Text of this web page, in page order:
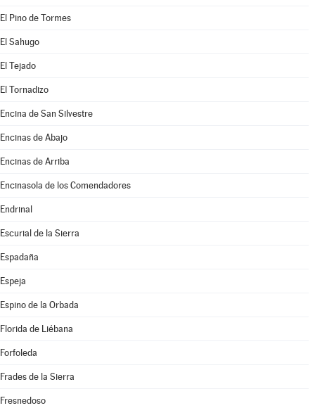
El Pino de Tormes
El Sahugo
El Tejado
El Tornadizo
Encina de San Silvestre
Encinas de Abajo
Encinas de Arriba
Encinasola de los Comendadores
Endrinal
Escurial de la Sierra
Espadaña
Espeja
Espino de la Orbada
Florida de Liébana
Forfoleda
Frades de la Sierra
Fresnedoso